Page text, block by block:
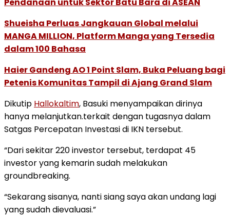
Shueisha Perluas Jangkauan Global melalui
MANGA MILLION, Platform Manga yang Tersedia
dalam 100 Bahasa
Haier Gandeng AO 1 Point Slam, Buka Peluang bagi
Petenis Komunitas Tampil di Ajang Grand Slam
Dikutip Hallokaltim, Basuki menyampaikan dirinya
hanya melanjutkan.terkait dengan tugasnya dalam
Satgas Percepatan Investasi di IKN tersebut.
“Dari sekitar 220 investor tersebut, terdapat 45
investor yang kemarin sudah melakukan
groundbreaking.
“Sekarang sisanya, nanti siang saya akan undang lagi
yang sudah dievaluasi.”